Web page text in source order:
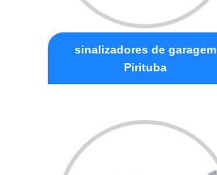
sinalizadores de garagem
Pirituba